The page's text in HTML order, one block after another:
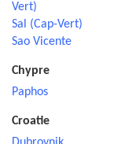
Vert)
Sal (Cap-Vert)
Sao Vicente
Chypre
Paphos
Croatie